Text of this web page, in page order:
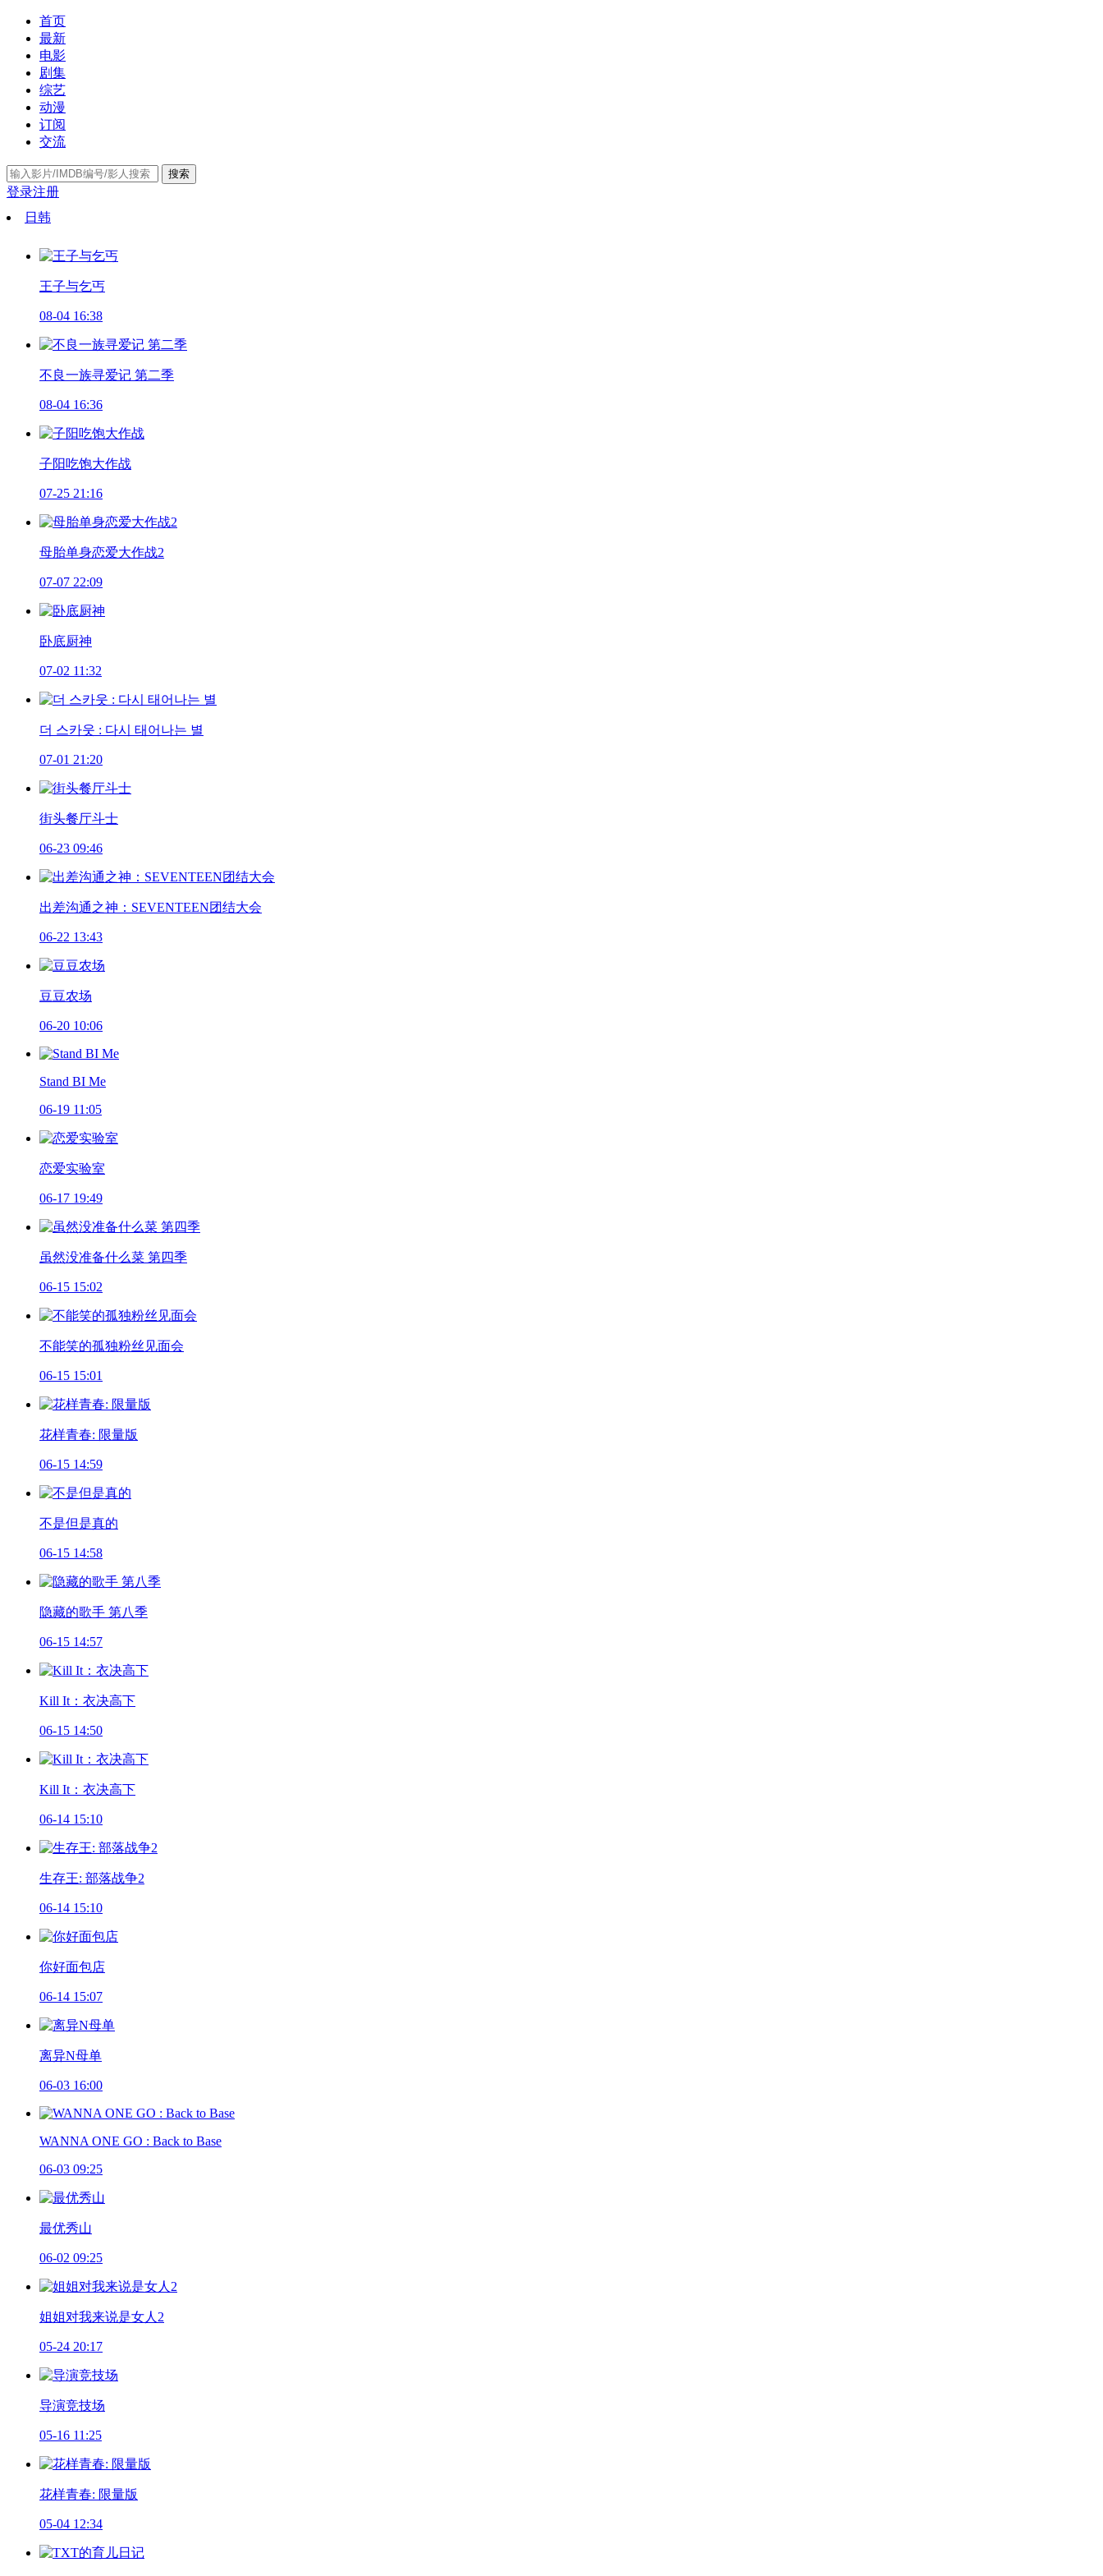
首页
最新
电影
剧集
综艺
动漫
订阅
交流
搜索
登录注册
日韩
王子与乞丐
08-04 16:38
不良一族寻爱记 第二季
08-04 16:36
子阳吃饱大作战
07-25 21:16
母胎单身恋爱大作战2
07-07 22:09
卧底厨神
07-02 11:32
더 스카웃 : 다시 태어나는 별
07-01 21:20
街头餐厅斗士
06-23 09:46
出差沟通之神：SEVENTEEN团结大会
06-22 13:43
豆豆农场
06-20 10:06
Stand BI Me
06-19 11:05
恋爱实验室
06-17 19:49
虽然没准备什么菜 第四季
06-15 15:02
不能笑的孤独粉丝见面会
06-15 15:01
花样青春: 限量版
06-15 14:59
不是但是真的
06-15 14:58
隐藏的歌手 第八季
06-15 14:57
Kill It：衣决高下
06-15 14:50
Kill It：衣决高下
06-14 15:10
生存王: 部落战争2
06-14 15:10
你好面包店
06-14 15:07
离异N母单
06-03 16:00
WANNA ONE GO : Back to Base
06-03 09:25
最优秀山
06-02 09:25
姐姐对我来说是女人2
05-24 20:17
导演竞技场
05-16 11:25
花样青春: 限量版
05-04 12:34